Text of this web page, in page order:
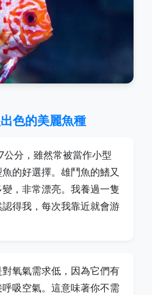
色的美麗魚種
公分，雖然常被當作小型
的好選擇。雄鬥魚的鰭又
，非常漂亮。我養過一隻
得我，每次我靠近就會游
氧氣需求低，因為它們有
吸空氣。這意味著你不需